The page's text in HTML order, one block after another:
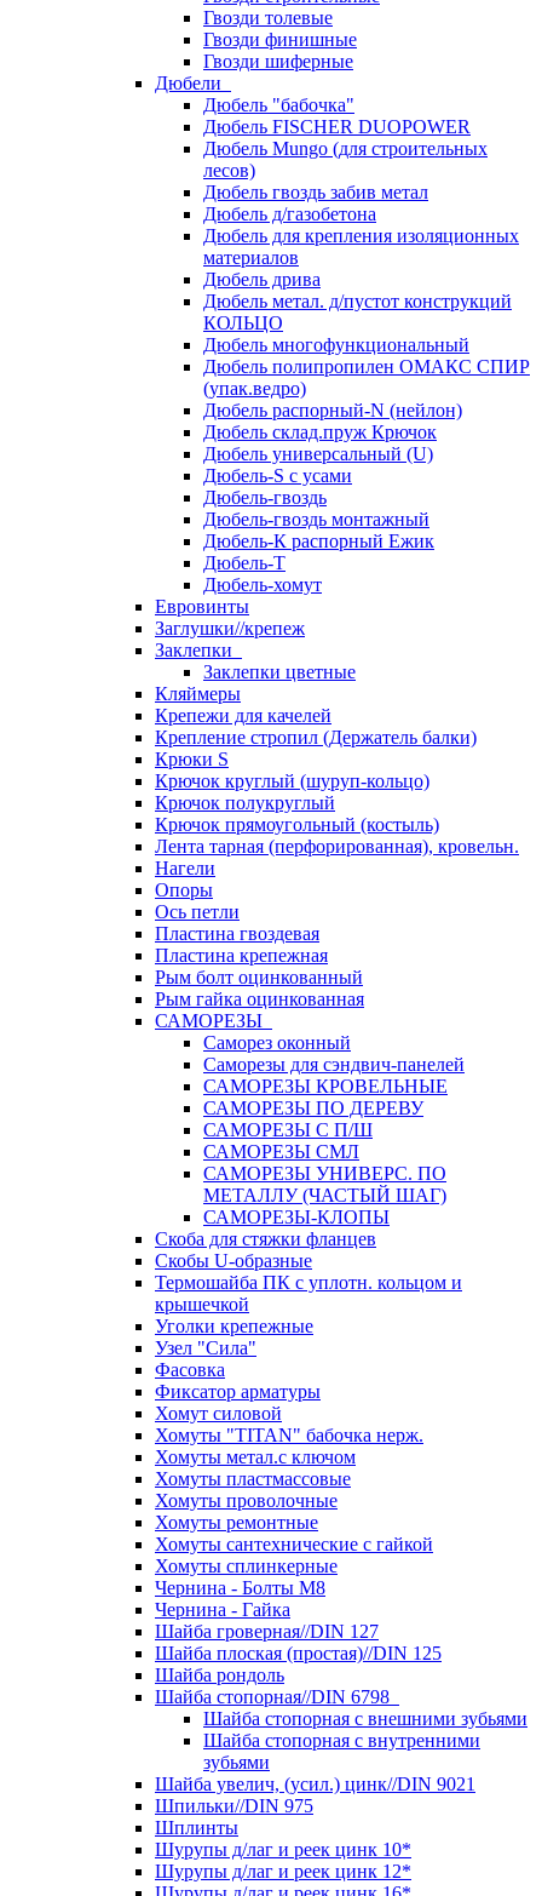
Гвозди толевые
Гвозди финишные
Гвозди шиферные
Дюбели
Дюбель "бабочка"
Дюбель FISCHER DUOPOWER
Дюбель Mungo (для строительных
лесов)
Дюбель гвоздь забив метал
Дюбель д/газобетона
Дюбель для крепления изоляционных
материалов
Дюбель дрива
Дюбель метал. д/пустот конструкций
КОЛЬЦО
Дюбель многофункциональный
Дюбель полипропилен ОМАКС СПИР
(упак.ведро)
Дюбель распорный-N (нейлон)
Дюбель склад.пруж Крючок
Дюбель универсальный (U)
Дюбель-S с усами
Дюбель-гвоздь
Дюбель-гвоздь монтажный
Дюбель-К распорный Ежик
Дюбель-Т
Дюбель-хомут
Евровинты
Заглушки//крепеж
Заклепки
Заклепки цветные
Кляймеры
Крепежи для качелей
Крепление стропил (Держатель балки)
Крюки S
Крючок круглый (шуруп-кольцо)
Крючок полукруглый
Крючок прямоугольный (костыль)
Лента тарная (перфорированная), кровельн.
Нагели
Опоры
Ось петли
Пластина гвоздевая
Пластина крепежная
Рым болт оцинкованный
Рым гайка оцинкованная
САМОРЕЗЫ
Саморез оконный
Саморезы для сэндвич-панелей
САМОРЕЗЫ КРОВЕЛЬНЫЕ
САМОРЕЗЫ ПО ДЕРЕВУ
САМОРЕЗЫ С П/Ш
САМОРЕЗЫ СМЛ
САМОРЕЗЫ УНИВЕРС. ПО
МЕТАЛЛУ (ЧАСТЫЙ ШАГ)
САМОРЕЗЫ-КЛОПЫ
Скоба для стяжки фланцев
Скобы U-образные
Термошайба ПК с уплотн. кольцом и
крышечкой
Уголки крепежные
Узел "Сила"
Фасовка
Фиксатор арматуры
Хомут силовой
Хомуты "TITAN" бабочка нерж.
Хомуты метал.с ключом
Хомуты пластмассовые
Хомуты проволочные
Хомуты ремонтные
Хомуты сантехнические с гайкой
Хомуты сплинкерные
Чернина - Болты М8
Чернина - Гайка
Шайба гроверная//DIN 127
Шайба плоская (простая)//DIN 125
Шайба рондоль
Шайба стопорная//DIN 6798
Шайба стопорная с внешними зубьями
Шайба стопорная с внутренними
зубьями
Шайба увелич, (усил.) цинк//DIN 9021
Шпильки//DIN 975
Шплинты
Шурупы д/лаг и реек цинк 10*
Шурупы д/лаг и реек цинк 12*